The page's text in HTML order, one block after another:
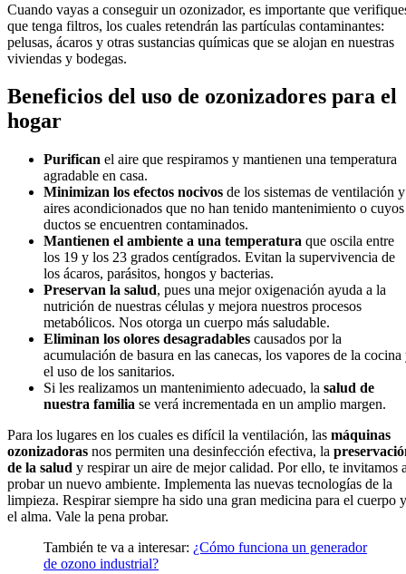
Cuando vayas a conseguir un ozonizador, es importante que
que tenga filtros, los cuales retendrán las partículas contaminantes:
pelusas, ácaros y otras sustancias químicas que se alojan en nuestras
viviendas y bodegas.
Beneficios del uso de ozonizadores para el
hogar
Purifican el aire que respiramos y mantienen una temperatura
agradable en casa.
Minimizan los efectos nocivos de los sistemas de ventilación y
aires acondicionados que no han tenido mantenimiento o cuyos
ductos se encuentren contaminados.
Mantienen el ambiente a una temperatura que oscila entre
los 19 y los 23 grados centígrados. Evitan la supervivencia de
los ácaros, parásitos, hongos y bacterias.
Preservan la salud, pues una mejor oxigenación ayuda a la
nutrición de nuestras células y mejora nuestros procesos
metabólicos. Nos otorga un cuerpo más saludable.
Eliminan los olores desagradables causados por la
acumulación de basura en las canecas, los vapores de la cocina
el uso de los sanitarios.
Si les realizamos un mantenimiento adecuado, la salud de
nuestra familia se verá incrementada en un amplio margen.
Para los lugares en los cuales es difícil la ventilación, las máquinas
ozonizadoras nos permiten una desinfección efectiva, la
de la salud y respirar un aire de mejor calidad. Por ello, te invitamos
probar un nuevo ambiente. Implementa las nuevas tecnologías de la
limpieza. Respirar siempre ha sido una gran medicina para el cuerpo y
el alma. Vale la pena probar.
También te va a interesar: ¿Cómo funciona un generador
de ozono industrial?